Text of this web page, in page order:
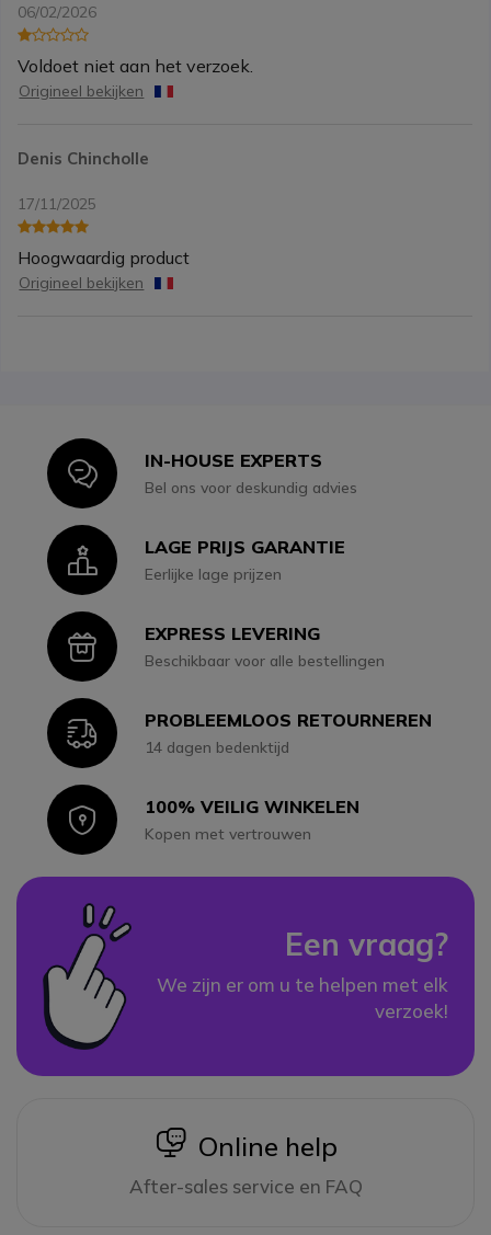
06/02/2026
Voldoet niet aan het verzoek.
Origineel bekijken
Denis Chincholle
17/11/2025
Hoogwaardig product
Origineel bekijken
IconIN-HOUSE EXPERTS
Bel ons voor deskundig advies
IconLAGE PRIJS GARANTIE
Eerlijke lage prijzen
IconEXPRESS LEVERING
Beschikbaar voor alle bestellingen
IconPROBLEEMLOOS RETOURNEREN
14 dagen bedenktijd
Icon100% VEILIG WINKELEN
Kopen met vertrouwen
Een vraag?
We zijn er om u te helpen met elk
verzoek!
icon
Online help
After-sales service en FAQ